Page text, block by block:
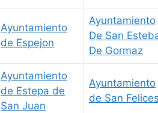
Ayuntamiento
de Espejon
Ayuntamiento
De San
De Gormaz
Ayuntamiento
de Estepa de
San Juan
Ayuntamiento
de San